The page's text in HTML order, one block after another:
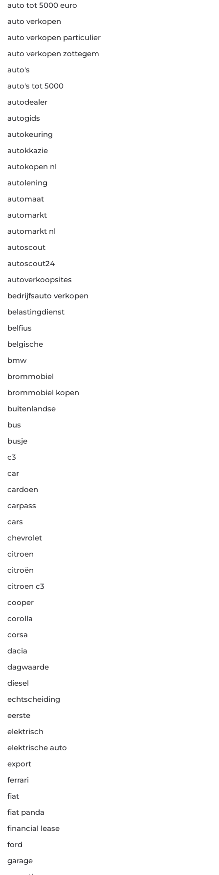
auto tot 5000 euro
auto verkopen
auto verkopen particulier
auto verkopen zottegem
auto's
auto's tot 5000
autodealer
autogids
autokeuring
autokkazie
autokopen nl
autolening
automaat
automarkt
automarkt nl
autoscout
autoscout24
autoverkoopsites
bedrijfsauto verkopen
belastingdienst
belfius
belgische
bmw
brommobiel
brommobiel kopen
buitenlandse
bus
busje
c3
car
cardoen
carpass
cars
chevrolet
citroen
citroën
citroen c3
cooper
corolla
corsa
dacia
dagwaarde
diesel
echtscheiding
eerste
elektrisch
elektrische auto
export
ferrari
fiat
fiat panda
financial lease
ford
garage